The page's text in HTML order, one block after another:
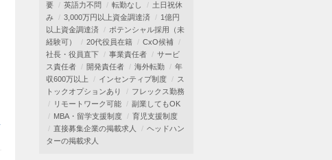
要
英語力不問 転勤なし
土日祝休
み
3,000万円以上資金調達済
1億円
以上資金調達済
ポテンシャル採用（未
経験可）
20代役員在籍
CxO候補
社長・役員直下
事業責任者
サービ
ス責任者
開発責任者 海外転勤
年
収600万以上
インセンティブ制度
ス
トックオプションあり
フレックス勤務
リモートワーク可能
副業してもOK
MBA・留学支援制度
育児支援制度
直接募集企業の掲載求人
ヘッドハン
ターの掲載求人